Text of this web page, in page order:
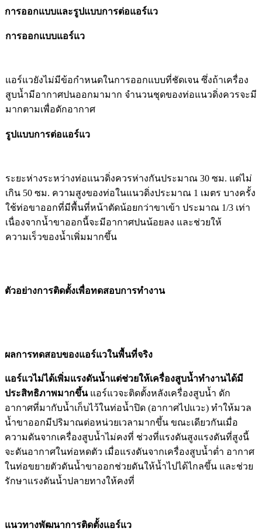
การออกแบบและรูปแบบการต่อแอร์แว
การออกแบบแอร์แว
แอร์แวยังไม่มีข้อกำหนดในการออกแบบที่ชัดเจน ซึ่งถ้าเครื่อง
สูบน้ำมีอากาศปนออกมามาก จำนวนชุดของท่อแนวดิ่งควรจะมี
มากตามเพื่อดักอากาศ
รูปแบบการต่อแอร์แว
ระยะห่างระหว่างท่อแนวดิ่งควรห่างกันประมาณ 30 ซม. แต่ไม่
เกิน 50 ซม. ความสูงของท่อในแนวดิ่งประมาณ 1 เมตร บางครั้ง
ใช้ท่อขาออกที่มีพื้นที่หน้าตัดน้อยกว่าขาเข้า ประมาณ 1/3 เท่า
เนื่องจากน้ำขาออกนี้จะมีอากาศปนน้อยลง และช่วยให้
ความเร็วของน้ำเพิ่มมากขึ้น
ตัวอย่างการติดตั้งเพื่อทดสอบการทำงาน
ผลการทดสอบของแอร์แวในพื้นที่จริง
แอร์แวไม่ได้เพิ่มแรงดันน้ำแต่ช่วยให้เครื่องสูบน้ำทำงานได้มี
ประสิทธิภาพมากขึ้นแอร์แวจะติดตั้งหลังเครื่องสูบน้ำ ดัก
อากาศที่มากับน้ำเก็บไว้ในท่อน้ำปิด (อากาศไปแวะ) ทำให้มวล
น้ำขาออกมีปริมาณต่อหน่วยเวลามากขึ้น ขณะเดียวกันเมื่อ
ความดันจากเครื่องสูบน้ำไม่คงที่ ช่วงที่แรงดันสูงแรงดันที่สูงนี้
จะดันอากาศในท่อหดตัว เมื่อแรงดันจากเครื่องสูบน้ำต่ำ อากาศ
ในท่อขยายตัวดันน้ำขาออกช่วยดันให้น้ำไปได้ไกลขึ้น และช่วย
รักษาแรงดันน้ำปลายทางให้คงที่
แนวทางพัฒนาการติดตั้งแอร์แว